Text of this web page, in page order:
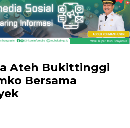
Ateh Bukittinggi
Bersama